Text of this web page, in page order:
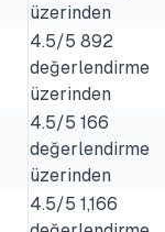
üzerinden
4.5/5 892
değerlendirme
üzerinden
4.5/5 166
değerlendirme
üzerinden
4.5/5 1,166